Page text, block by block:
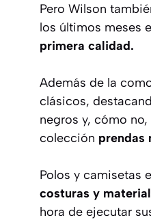
Pero Wilson
los últimos meses
primera calidad.
Además de la
clásicos,
negros y, cómo
colección prendas
Polos y camisetas
costuras y
hora de ejecutar